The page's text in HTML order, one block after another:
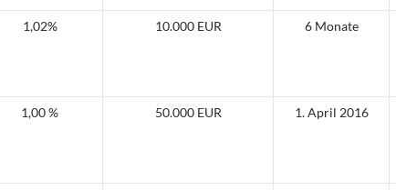
1,02% 10.000 EUR 6 Monate
1,00 % 50.000 EUR 1. April 2016